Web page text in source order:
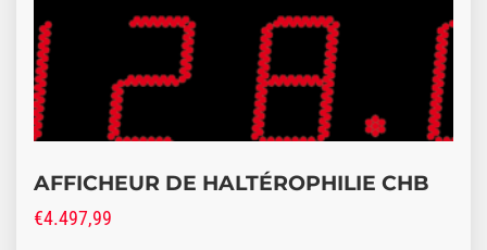
AFFICHEUR DE HALTÉROPHILIE CHB
€4.497,99